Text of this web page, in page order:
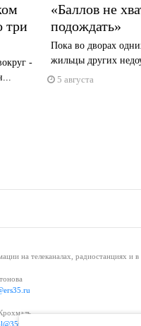
три
-
«Баллов не
подождать»
Пока во дворах
жильцы других
5 августа
на телеканалах, радиостанциях и в